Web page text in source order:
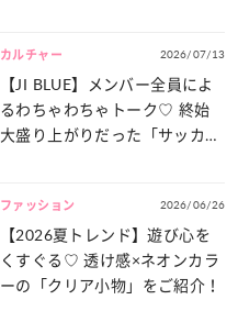
カルチャー 2026/07/13
【JI BLUE】メンバー全員によ
るわちゃわちゃトーク♡ 終始
大盛り上がりだった「サッカー
ファッション 2026/06/26
【2026夏トレンド】遊び心を
くすぐる♡ 透け感×ネオンカラ
ーの「クリア小物」をご紹介！